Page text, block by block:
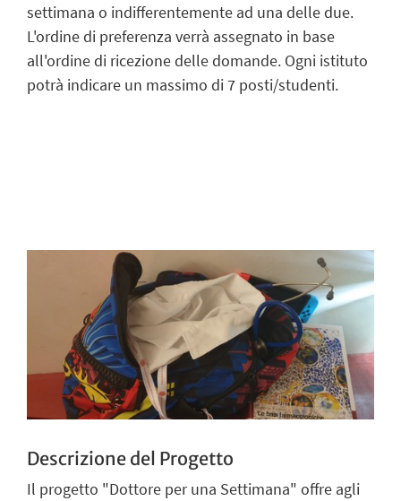
settimana o indifferentemente ad una delle due.
L'ordine di preferenza verrà assegnato in base
all'ordine di ricezione delle domande. Ogni istituto
potrà indicare un massimo di 7 posti/studenti.
Descrizione del Progetto
Il progetto "Dottore per una Settimana" offre agli